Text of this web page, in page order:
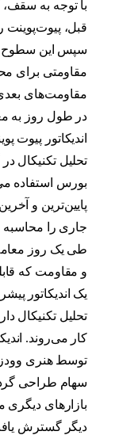
با توجه به
قبل، پیوت‌پوینت
سپس این سطوح
مقاومتی برای
مقاومت‌های
در طول روز به
اندیکاتور پیوت
تحلیل تکنیکال
بورس استفاده
پایین‌ترین و
جاری را محاسبه
طی یک روز
و مقاومت که
یک اندیکاتور
تحلیل تکنیکال
توسط هنری وودز
سهام طراحی
بازارهای دیگری